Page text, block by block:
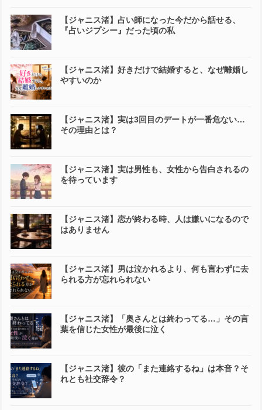
【ジャニス渚】占い師になった今だから話せる、
『占いジプシー』だった頃の私
【ジャニス渚】好きだけで結婚すると、なぜ離婚し
やすいのか
【ジャニス渚】実は3回目のデートが一番危ない…
その理由とは？
【ジャニス渚】実は男性も、女性から告白されるの
を待っています
【ジャニス渚】恋が終わる時、人は嫌いになるので
はありません
【ジャニス渚】男は泣かれるより、何も言わずに去
られる方が忘れられない
【ジャニス渚】「奥さんとは終わってる…」その言
葉を信じた女性が最後に泣く
【ジャニス渚】彼の「また連絡するね」は本音？そ
れとも社交辞令？